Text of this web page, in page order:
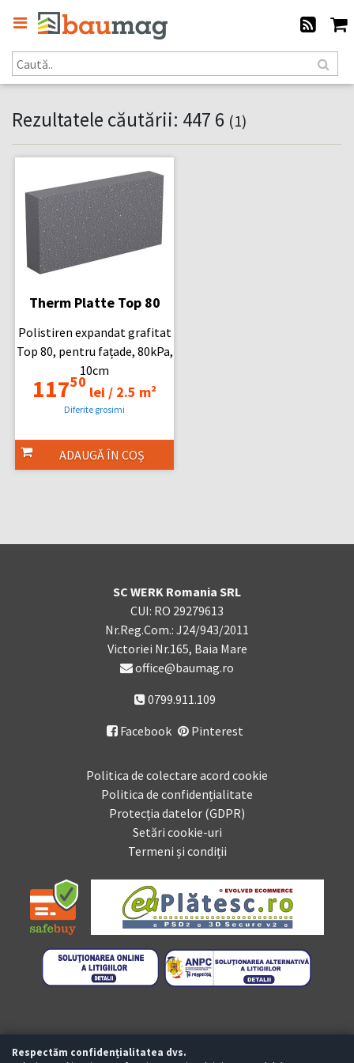
Rezultatele căutării: 447 6 (1)
Therm Platte Top 80
Polistiren expandat grafitat
Top 80, pentru fațade, 80kPa,
10cm
11750
lei / 2.5 m²
Diferite grosimi
ADAUGĂ ÎN COȘ
SC WERK Romania SRL
CUI: RO 29279613
Nr.Reg.Com.: J24/943/2011
Victoriei Nr.165, Baia Mare
office@baumag.ro
0799.911.109
 Facebook Pinterest
Politica de colectare acord cookie
Politica de confidențialitate
Protecția datelor (GDPR)
Setări cookie-uri
Termeni și condiții
Respectăm confidențialitatea dvs.